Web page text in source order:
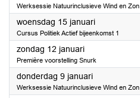
Werksessie Natuurinclusieve Wind en Zon
woensdag 15 januari2025
Cursus Politiek Actief bijeenkomst 1
zondag 12 januari2025
Première voorstelling Snurk
donderdag 9 januari2025
Werksessie Natuurinclusieve Wind en Zon